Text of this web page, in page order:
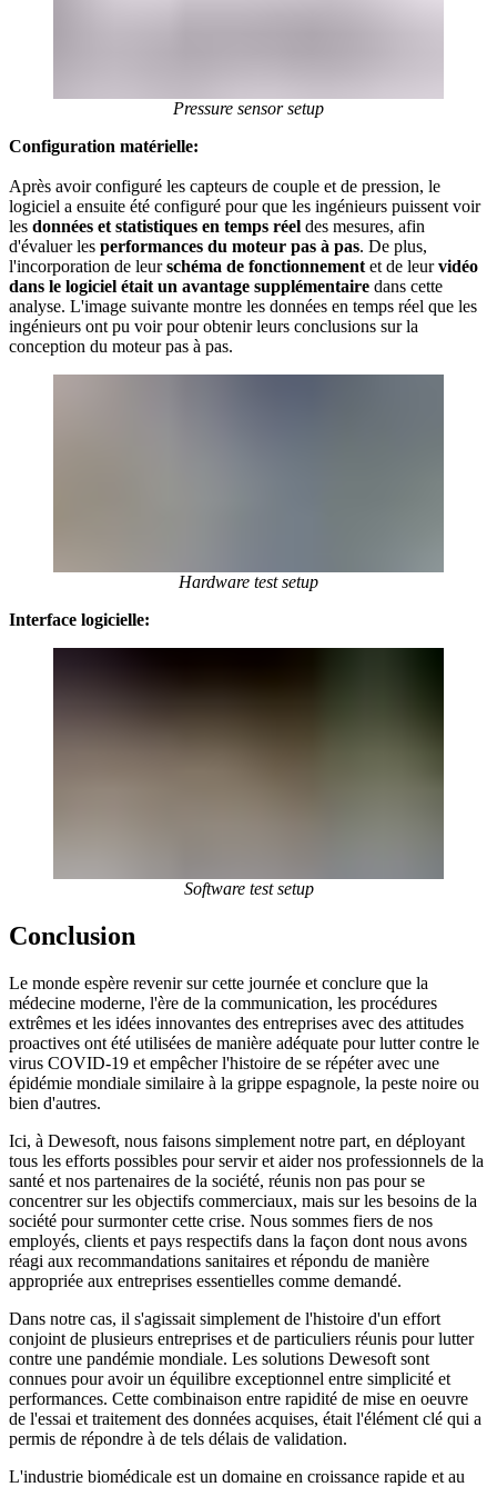
Pressure sensor setup
Configuration matérielle:
Après avoir configuré les capteurs de couple et de pression, le
logiciel a ensuite été configuré pour que les ingénieurs puissent voir
les données et statistiques en temps réel des mesures, afin
d'évaluer les performances du moteur pas à pas. De plus,
l'incorporation de leurschéma de fonctionnement et de leurvidéo
dans le logiciel était un avantage supplémentaire dans cette
analyse. L'image suivante montre les données en temps réel que les
ingénieurs ont pu voir pour obtenir leurs conclusions sur la
conception du moteur pas à pas.
Hardware test setup
Interface logicielle:
Software test setup
Conclusion
Le monde espère revenir sur cette journée et conclure que la
médecine moderne, l'ère de la communication, les procédures
extrêmes et les idées innovantes des entreprises avec des attitudes
proactives ont été utilisées de manière adéquate pour lutter contre le
virus COVID-19 et empêcher l'histoire de se répéter avec une
épidémie mondiale similaire à la grippe espagnole, la peste noire ou
bien d'autres.
Ici, à Dewesoft, nous faisons simplement notre part, en déployant
tous les efforts possibles pour servir et aider nos professionnels de la
santé et nos partenaires de la société, réunis non pas pour se
concentrer sur les objectifs commerciaux, mais sur les besoins de la
société pour surmonter cette crise. Nous sommes fiers de nos
employés, clients et pays respectifs dans la façon dont nous avons
réagi aux recommandations sanitaires et répondu de manière
appropriée aux entreprises essentielles comme demandé.
Dans notre cas, il s'agissait simplement de l'histoire d'un effort
conjoint de plusieurs entreprises et de particuliers réunis pour lutter
contre une pandémie mondiale. Les solutions Dewesoft sont
connues pour avoir un équilibre exceptionnel entre simplicité et
performances. Cette combinaison entre rapidité de mise en oeuvre
de l'essai et traitement des données acquises, était l'élément clé qui a
permis de répondre à de tels délais de validation.
L'industrie biomédicale est un domaine en croissance rapide et au